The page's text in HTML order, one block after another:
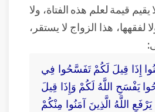
قيمة لعلم هذه الفتاة، ولا
لفقهها، هذا الزواج لا يستقر،
إِذَا قِيلَ لَكُمْ تَفَسَّحُوا فِي
يَفْسَحِ اللَّهُ لَكُمْ وَإِذَا قِيلَ
اللَّهُ الَّذِينَ آمَنُوا مِنْكُمْ